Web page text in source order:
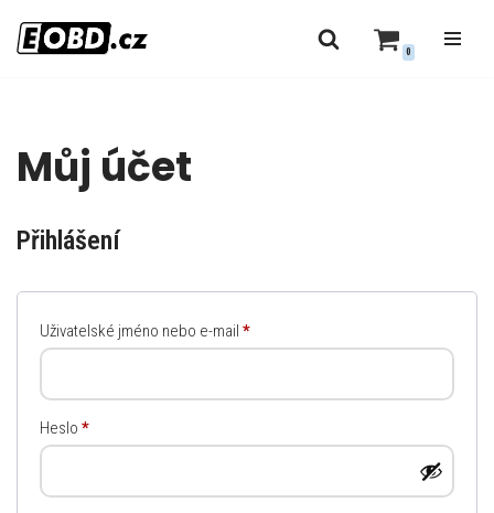
Přeskočit
0
Můj účet
Přihlášení
Uživatelské jméno nebo e-mail *
Heslo *